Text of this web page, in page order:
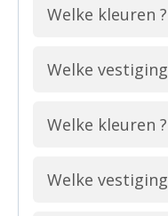
Welke kleuren ?
Welke vestiging
Welke kleuren ?
Welke vestiging